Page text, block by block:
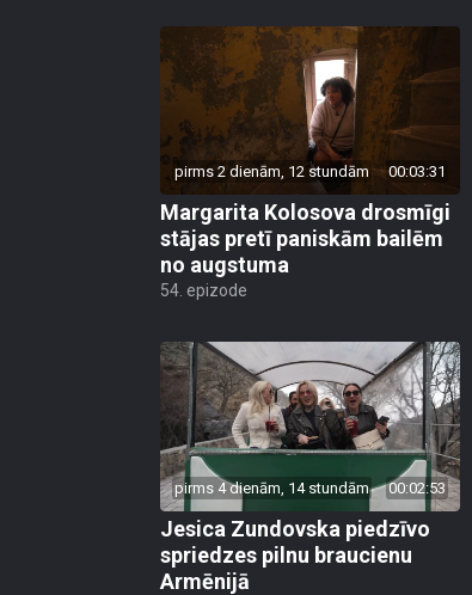
pirms 2 dienām, 12 stundām 00:03:31
Margarita Kolosova drosmīgi
stājas pretī paniskām bailēm
no augstuma
54. epizode
pirms 4 dienām, 14 stundām 00:02:53
Jesica Zundovska piedzīvo
spriedzes pilnu braucienu
Armēnijā